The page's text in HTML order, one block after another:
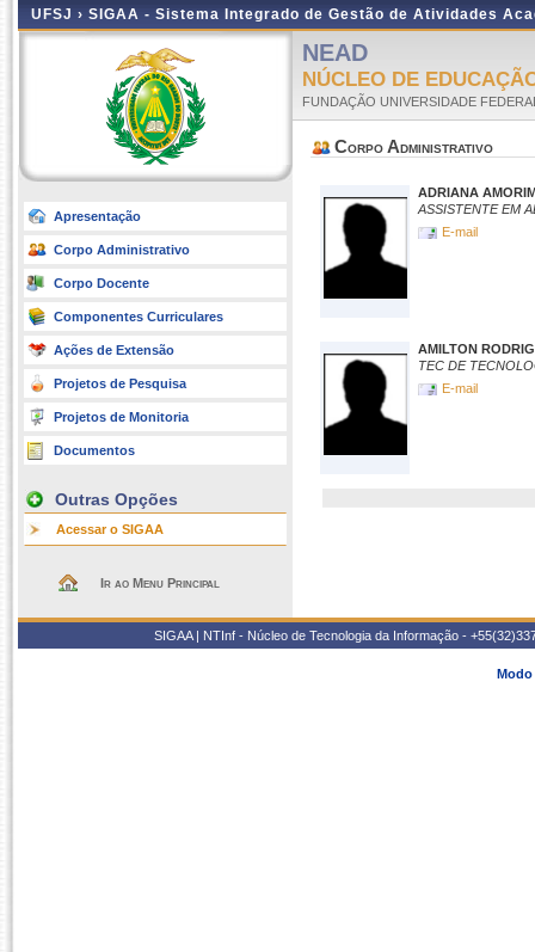
UFSJ › SIGAA - Sistema Integrado de Gestão de Atividades
Apresentação
Corpo Administrativo
Corpo Docente
Componentes Curriculares
Ações de Extensão
Projetos de Pesquisa
Projetos de Monitoria
Documentos
Outras Opções
Acessar o SIGAA
Ir ao Menu Principal
NEAD
NÚCLEO DE
FUNDAÇÃO UNIVERSIDADE
Corpo Administrativo
ADRIANA
ASSISTENTE EM
E-mail
AMILTON
TEC DE
E-mail
SIGAA | NTInf - Núcleo de Tecnologia da Informação -
Modo